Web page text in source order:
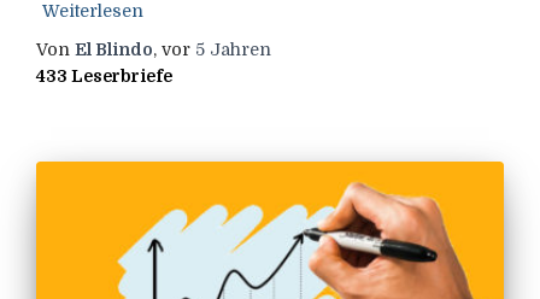
Weiterlesen
Von El Blindo, vor 5 Jahren
433 Leserbriefe